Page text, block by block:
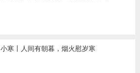
小寒丨人间有朝暮，烟火慰岁寒